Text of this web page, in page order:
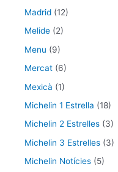
Madrid (12)
Melide (2)
Menu (9)
Mercat (6)
Mexicà (1)
Michelin 1 Estrella (18)
Michelin 2 Estrelles (3)
Michelin 3 Estrelles (3)
Michelin Notícies (5)